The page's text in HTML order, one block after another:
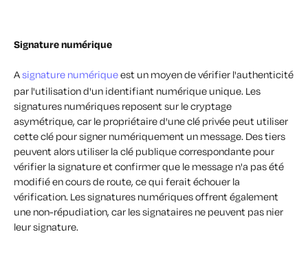
Signature numérique
Asignature numériqueest un moyen de vérifier l'authenticité
par l'utilisation d'un identifiant numérique unique. Les
signatures numériques reposent sur le cryptage
asymétrique, car le propriétaire d'une clé privée peut utiliser
cette clé pour signer numériquement un message. Des tiers
peuvent alors utiliser la clé publique correspondante pour
vérifier la signature et confirmer que le message n'a pas été
modifié en cours de route, ce qui ferait échouer la
vérification. Les signatures numériques offrent également
une non-répudiation, car les signataires ne peuvent pas nier
leur signature.